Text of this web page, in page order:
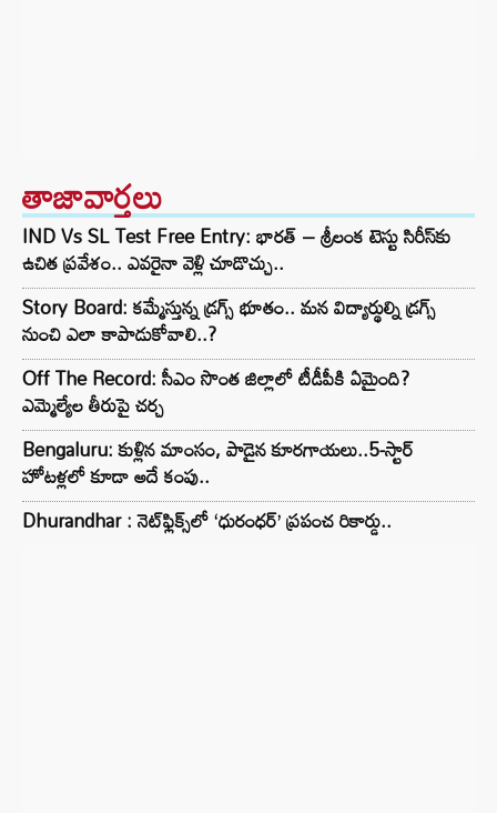
తాజావార్తలు
IND Vs SL Test Free Entry: భారత్ – శ్రీలంక టెస్టు సిరీస్‌కు
ఉచిత ప్రవేశం.. ఎవరైనా వెళ్లి చూడొచ్చు..
Story Board: కమ్మేస్తున్న డ్రగ్స్ భూతం.. మన విద్యార్థుల్ని డ్రగ్స్
నుంచి ఎలా కాపాడుకోవాలి..?
Off The Record: సీఎం సొంత జిల్లాలో టీడీపీకి ఏమైంది?
ఎమ్మెల్యేల తీరుపై చర్చ
Bengaluru: కుళ్లిన మాంసం, పాడైన కూరగాయలు..5-స్టార్
హోటళ్లలో కూడా అదే కంపు..
Dhurandhar : నెట్‌ఫ్లిక్స్‌లో ‘ధురంధర్’ ప్రపంచ రికార్డు..